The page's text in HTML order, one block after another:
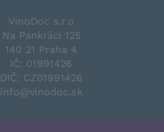
VinoDoc s.r.o
Na Pankráci 125
140 21 Praha 4
IČ: 01991426
DIČ: CZ01991426
info@vinodoc.sk